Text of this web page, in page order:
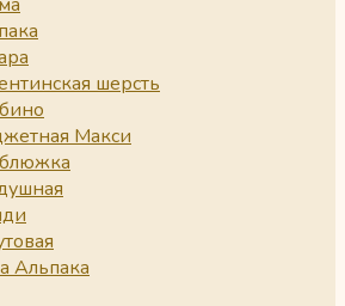
шерсть
Макси
Альпака